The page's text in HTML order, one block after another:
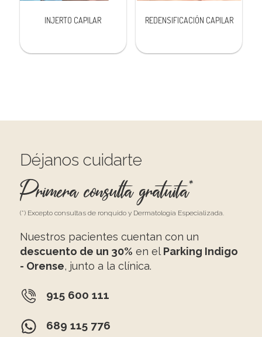
INJERTO CAPILAR REDENSIFICACIÓN CAPILAR
Déjanos cuidarte
Primera consulta gratuita*
(*) Excepto consultas de ronquido y Dermatología Especializada.
Nuestros pacientes cuentan con un
descuento de un 30% en el Parking Indigo
- Orense, junto a la clínica.
915 600 111
689 115 776